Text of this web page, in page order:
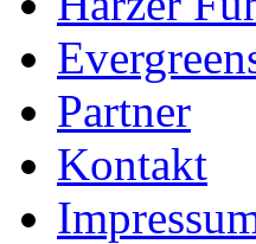
Partner
Kontakt